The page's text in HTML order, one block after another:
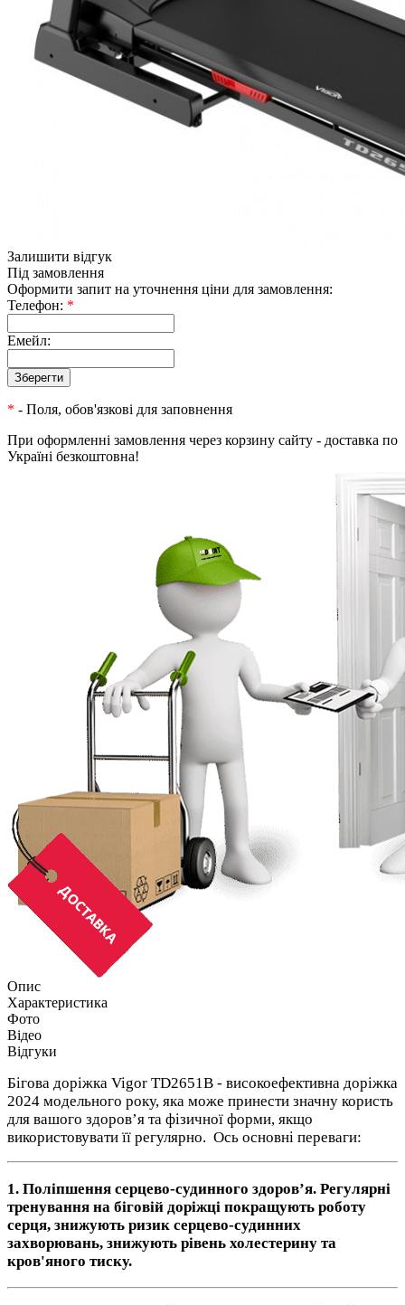
Залишити відгук
Під замовлення
Оформити запит на уточнення ціни для замовлення:
Телефон: *
Емейл:
* - Поля, обов'язкові для заповнення
При оформленні замовлення через корзину сайту - доставка по
Україні безкоштовна!
Опис
Характеристика
Фото
Відео
Відгуки
Бігова доріжка Vigor TD2651B - високоефективна доріжка
2024 модельного року, яка може принести значну користь
для вашого здоров’я та фізичної форми, якщо
використовувати її регулярно. Ось основні переваги:
1. Поліпшення серцево-судинного здоров’я. Регулярні
тренування на біговій доріжці покращують роботу
серця, знижують ризик серцево-судинних
захворювань, знижують рівень холестерину та
кров'яного тиску.